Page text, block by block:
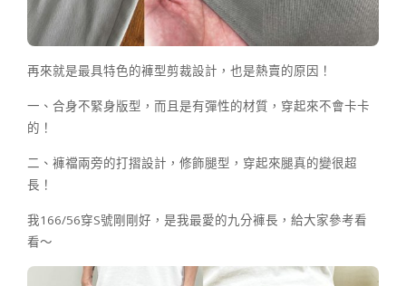
再來就是最具特色的褲型剪裁設計，也是熱賣的原因！
一、合身不緊身版型，而且是有彈性的材質，穿起來不會卡卡
的！
二、褲襠兩旁的打摺設計，修飾腿型，穿起來腿真的變很超
長！
我166/56穿S號剛剛好，是我最愛的九分褲長，給大家參考看
看～